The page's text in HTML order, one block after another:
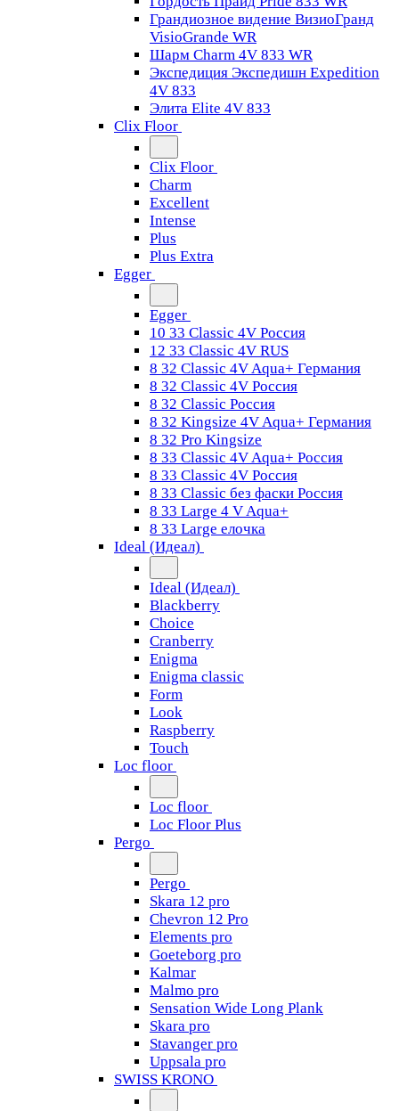
Грандиозное видение ВизиоГранд
VisioGrande WR
Шарм Charm 4V 833 WR
Экспедиция Экспедишн Expedition
4V 833
Элита Elite 4V 833
Clix Floor
Clix Floor
Charm
Excellent
Intense
Plus
Plus Extra
Egger
Egger
10 33 Classic 4V Россия
12 33 Classic 4V RUS
8 32 Classic 4V Aqua+ Германия
8 32 Classic 4V Россия
8 32 Classic Россия
8 32 Kingsize 4V Aqua+ Германия
8 32 Pro Kingsize
8 33 Classic 4V Aqua+ Россия
8 33 Classic 4V Россия
8 33 Classic без фаски Россия
8 33 Large 4 V Aqua+
8 33 Large елочка
Ideal (Идеал)
Ideal (Идеал)
Blackberry
Choice
Cranberry
Enigma
Enigma classic
Form
Look
Raspberry
Touch
Loc floor
Loc floor
Loc Floor Plus
Pergo
Pergo
Skara 12 pro
Chevron 12 Pro
Elements pro
Goeteborg pro
Kalmar
Malmo pro
Sensation Wide Long Plank
Skara pro
Stavanger pro
Uppsala pro
SWISS KRONO